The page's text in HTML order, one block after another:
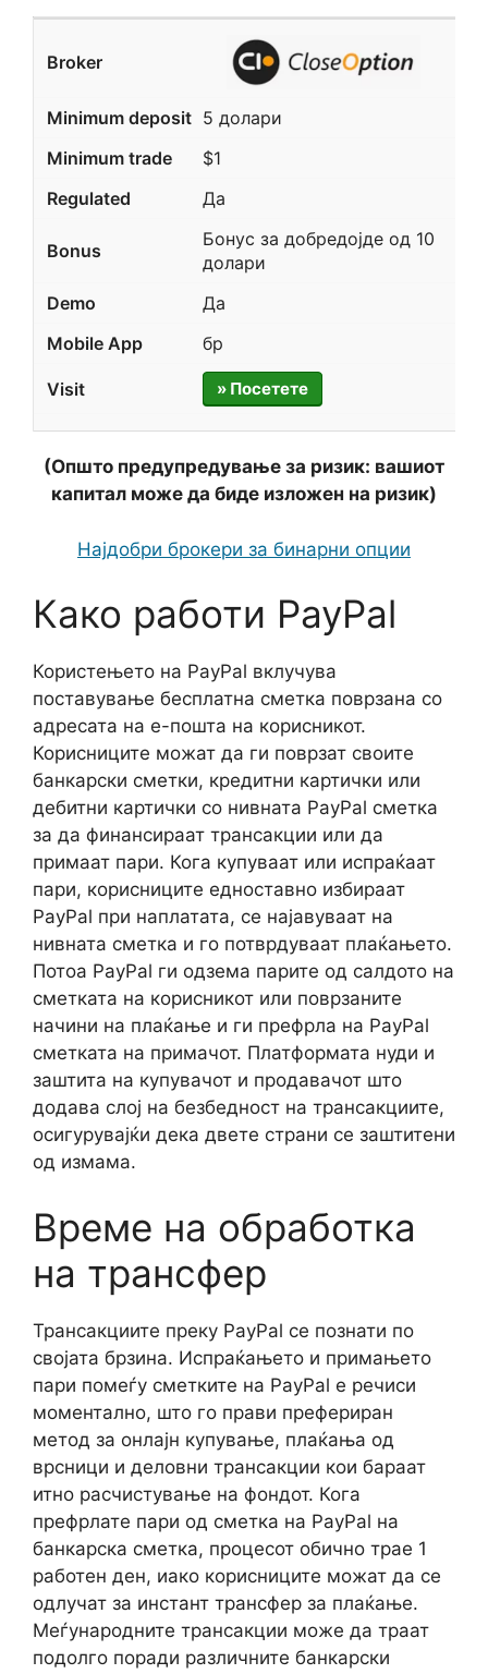
5 долари
$1
Да
Бонус за добредојде од 10
долари
Да
бр
» Посетете
(Општо предупредување за ризик: вашиот
капитал може да биде изложен на ризик)
Најдобри брокери за бинарни опции
Како работи PayPal
Користењето на PayPal вклучува
поставување бесплатна сметка поврзана со
адресата на е-пошта на корисникот.
Корисниците можат да ги поврзат своите
банкарски сметки, кредитни картички или
дебитни картички со нивната PayPal сметка
за да финансираат трансакции или да
примаат пари. Кога купуваат или испраќаат
пари, корисниците едноставно избираат
PayPal при наплатата, се најавуваат на
нивната сметка и го потврдуваат плаќањето.
Потоа PayPal ги одзема парите од салдото на
сметката на корисникот или поврзаните
начини на плаќање и ги префрла на PayPal
сметката на примачот. Платформата нуди и
заштита на купувачот и продавачот што
додава слој на безбедност на трансакциите,
осигурувајќи дека двете страни се заштитени
од измама.
Време на обработка
на трансфер
Трансакциите преку PayPal се познати по
својата брзина. Испраќањето и примањето
пари помеѓу сметките на PayPal е речиси
моментално, што го прави префериран
метод за онлајн купување, плаќања од
врсници и деловни трансакции кои бараат
итно расчистување на фондот. Кога
префрлате пари од сметка на PayPal на
банкарска сметка, процесот обично трае 1
работен ден, иако корисниците можат да се
одлучат за инстант трансфер за плаќање.
Меѓународните трансакции може да траат
подолго поради различните банкарски